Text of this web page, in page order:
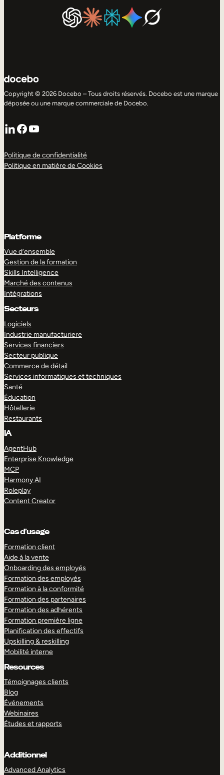
Copyright © 2026 Docebo – Tous droits réservés. Docebo est une marque
déposée ou une marque commerciale de Docebo.
LinkedIn
Facebook
YouTube
Politique de confidentialité
Politique en matière de Cookies
Platforme
Vue d’ensemble
Gestion de la formation
Skills Intelligence
Marché des contenus
Intégrations
Secteurs
Logiciels
Industrie manufacturiere
Services financiers
Secteur publique
Commerce de détail
Services informatiques et techniques
Santé
Éducation
Hôtellerie
Restaurants
IA
AgentHub
Enterprise Knowledge
MCP
Harmony AI
Roleplay
Content Creator
Cas d’usage
Formation client
Aide à la vente
Onboarding des employés
Formation des employés
Formation à la conformité
Formation des partenaires
Formation des adhérents
Formation première ligne
Planification des effectifs
Upskilling & reskilling
Mobilité interne
Resources
Témoignages clients
Blog
Événements
Webinaires
Études et rapports
Additionnel
Advanced Analytics